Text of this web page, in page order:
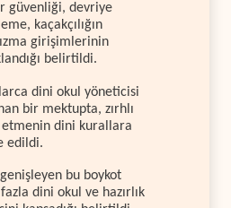
güvenliği, devriye
kaçakçılığın
girişimlerinin
belirtildi.
dini okul yöneticisi
bir mektupta, zırhlı
dini kurallara
edildi.
bu boykot
dini okul ve hazırlık